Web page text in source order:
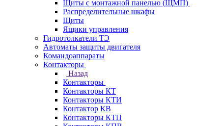
Щиты с монтажной панелью (ЩМП)
Распределительные шкафы
Щиты
Ящики управления
Гидротолкатели ТЭ
Автоматы защиты двигателя
Командоаппараты
Контакторы
Назад
Контакторы
Контакторы КТ
Контакторы КТИ
Контактор КВ
Контакторы КТП